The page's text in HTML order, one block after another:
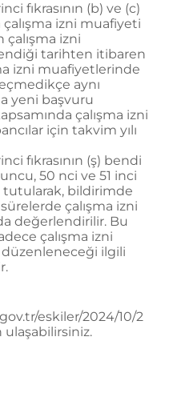
fıkrasının (b) ve (c)
izni muafiyeti
çalışma izni
tarihten itibaren
izni muafiyetlerinde
aynı
yeni başvuru
çalışma izni
için takvim yılı
fıkrasının (ş) bendi
50 nci ve 51 inci
bildirimde
çalışma izni
değerlendirilir. Bu
çalışma izni
ilgili
eskiler/2024/10/2
ulaşabilirsiniz.